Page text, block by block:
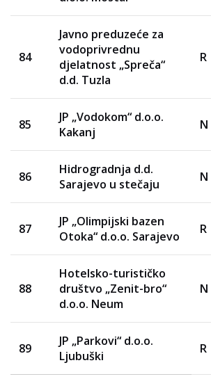
84
Javno preduzeće za
vodoprivrednu
djelatnost „Spreča“
d.d. Tuzla
R
85
JP „Vodokom“ d.o.o.
Kakanj
N
86
Hidrogradnja d.d.
Sarajevo u stečaju
N
87
JP „Olimpijski bazen
Otoka“ d.o.o. Sarajevo
R
88
Hotelsko-turističko
društvo „Zenit-bro“
d.o.o. Neum
N
89
JP „Parkovi“ d.o.o.
Ljubuški
R